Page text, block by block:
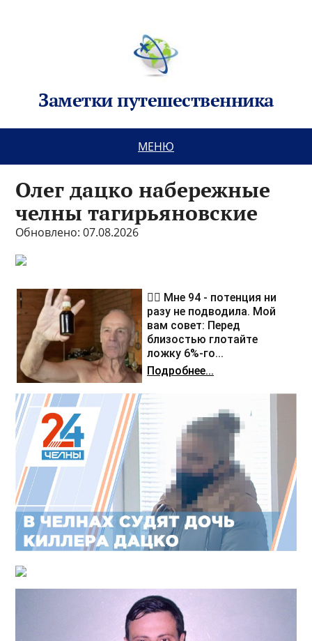
Заметки путешественника
МЕНЮ
Олег дацко набережные
челны тагирьяновские
Обновлено: 07.08.2026
❤️‍🔥 Мне 94 - потенция ни
разу не подводила. Мой
вам совет: Перед
близостью глотайте
ложку 6%-го...
Подробнее...